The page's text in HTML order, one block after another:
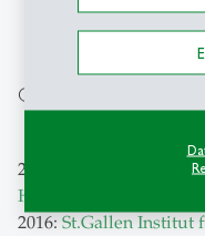
Gründungen von
2011:
St.Gallen Institut
HSG)
2016: St.Gallen Institut